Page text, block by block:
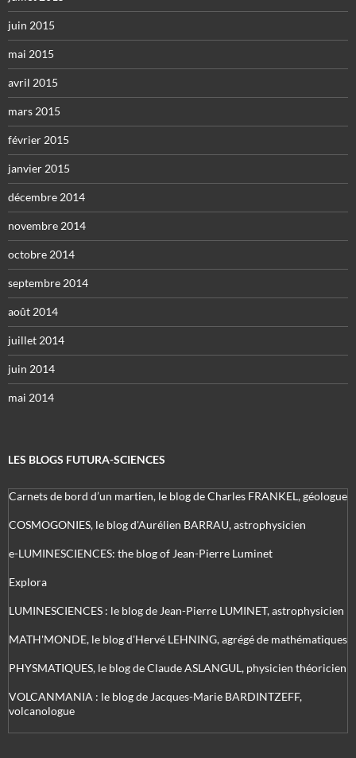
juin 2015
mai 2015
avril 2015
mars 2015
février 2015
janvier 2015
décembre 2014
novembre 2014
octobre 2014
septembre 2014
août 2014
juillet 2014
juin 2014
mai 2014
LES BLOGS FUTURA-SCIENCES
Carnets de bord d’un martien, le blog de Charles FRANKEL, géologue
COSMOGONIES, le blog d'Aurélien BARRAU, astrophysicien
e-LUMINESCIENCES: the blog of Jean-Pierre Luminet
Explora
LUMINESCIENCES : le blog de Jean-Pierre LUMINET, astrophysicien
MATH'MONDE, le blog d'Hervé LEHNING, agrégé de mathématiques
PHYSMATIQUES, le blog de Claude ASLANGUL, physicien théoricien
VOLCANMANIA : le blog de Jacques-Marie BARDINTZEFF,
volcanologue